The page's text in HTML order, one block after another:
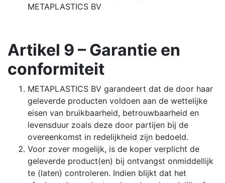
METAPLASTICS BV
Artikel 9 – Garantie en
conformiteit
METAPLASTICS BV garandeert dat de door haar
geleverde producten voldoen aan de wettelijke
eisen van bruikbaarheid, betrouwbaarheid en
levensduur zoals deze door partijen bij de
overeenkomst in redelijkheid zijn bedoeld.
Voor zover mogelijk, is de koper verplicht de
geleverde product(en) bij ontvangst onmiddellijk
te (laten) controleren. Indien blijkt dat het